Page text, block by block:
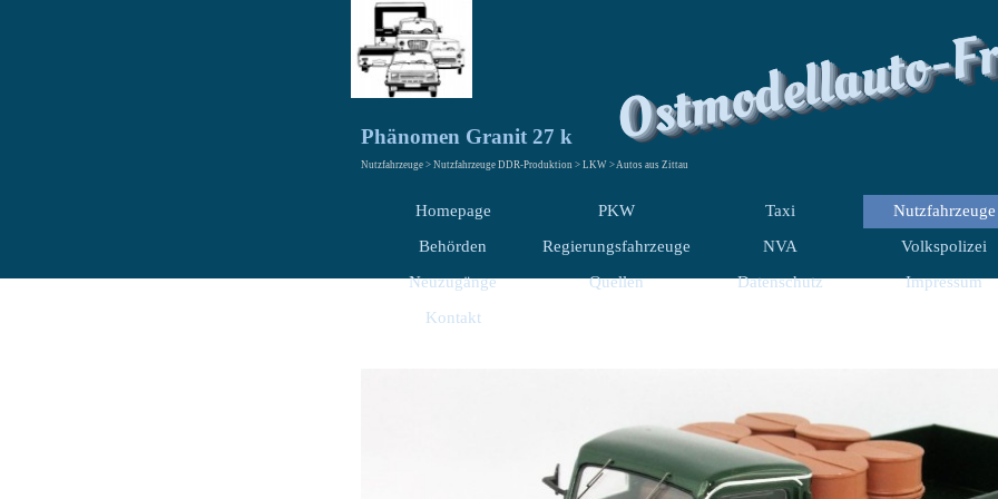
Ostmodellauto-
Phänomen Granit 27 k
Nutzfahrzeuge > Nutzfahrzeuge DDR-Produktion > LKW > Autos aus Zittau
Homepage PKW Taxi
Nutzfahrzeuge
Behörden
Regierungsfahrzeuge NVA
Volkspolizei
Neuzugänge
Quellen Datenschutz
Impressum
Kontakt